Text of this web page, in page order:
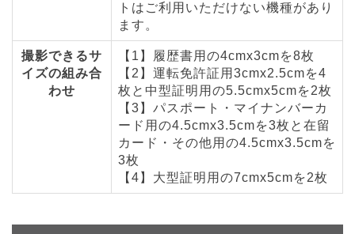
トはご利用いただけない機種があり
ます。
撮影できるサ
イズの組み合
わせ
【1】履歴書用の4cmx3cmを8枚
【2】運転免許証用3cmx2.5cmを4
枚と中型証明用の5.5cmx5cmを2枚
【3】パスポート・マイナンバーカ
ード用の4.5cmx3.5cmを3枚と在留
カード・その他用の4.5cmx3.5cmを
3枚
【4】大型証明用の7cmx5cmを2枚